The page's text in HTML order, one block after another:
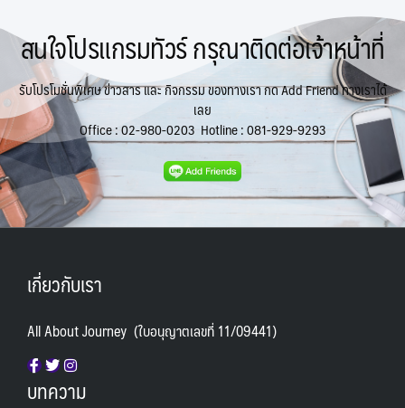
สนใจโปรแกรมทัวร์ กรุณาติดต่อเจ้าหน้าที่
รับโปรโมชั่นพิเศษ ข่าวสาร และ กิจกรรม ของทางเรา กด Add Friend ทางเราได้
เลย
Office :02-980-0203 Hotline :081-929-9293
เกี่ยวกับเรา
All About Journey (ใบอนุญาตเลขที่ 11/09441)
บทความ